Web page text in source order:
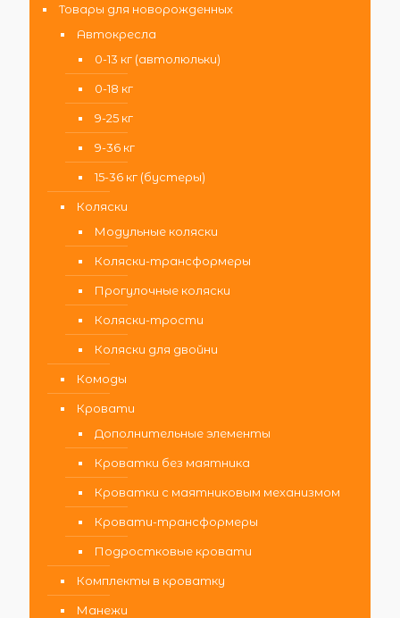
Товары для новорожденных
Автокресла
0-13 кг (автолюльки)
0-18 кг
9-25 кг
9-36 кг
15-36 кг (бустеры)
Коляски
Модульные коляски
Коляски-трансформеры
Прогулочные коляски
Коляски-трости
Коляски для двойни
Комоды
Кровати
Дополнительные элементы
Кроватки без маятника
Кроватки с маятниковым механизмом
Кровати-трансформеры
Подростковые кровати
Комплекты в кроватку
Манежи